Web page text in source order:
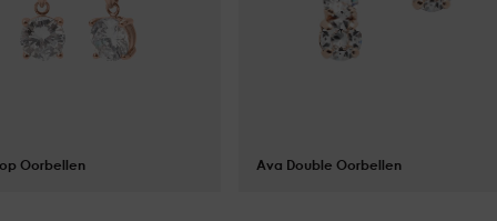
Oorbellen Ava Double Oorbellen
$66.00